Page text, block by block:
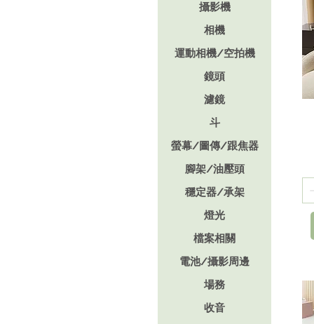
攝影機
相機
運動相機/空拍機
鏡頭
濾鏡
斗
螢幕/圖傳/跟焦器
腳架/油壓頭
穩定器/承架
燈光
檔案相關
電池/攝影周邊
場務
收音